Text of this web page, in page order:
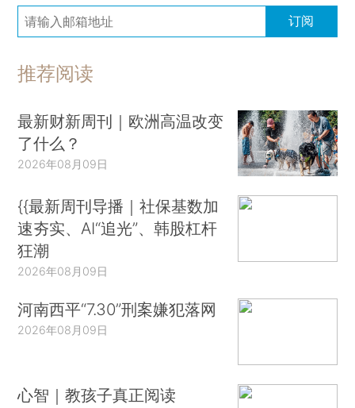
订阅
推荐阅读
最新财新周刊｜欧洲高温改变
了什么？
2026年08月09日
{{最新周刊导播｜社保基数加
速夯实、AI“追光”、韩股杠杆
狂潮
2026年08月09日
河南西平“7.30”刑案嫌犯落网
2026年08月09日
心智｜教孩子真正阅读